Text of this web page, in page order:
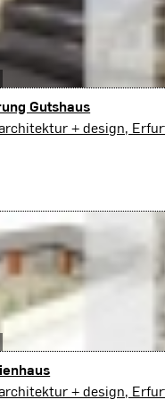
Gutshaus
+ design,
+ design,